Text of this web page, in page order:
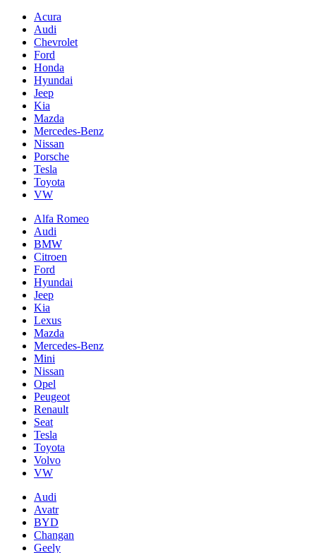
Acura
Audi
Chevrolet
Ford
Honda
Hyundai
Jeep
Kia
Mazda
Mercedes-Benz
Nissan
Porsche
Tesla
Toyota
VW
Alfa Romeo
Audi
BMW
Citroen
Ford
Hyundai
Jeep
Kia
Lexus
Mazda
Mercedes-Benz
Mini
Nissan
Opel
Peugeot
Renault
Seat
Tesla
Toyota
Volvo
VW
Audi
Avatr
BYD
Changan
Geely